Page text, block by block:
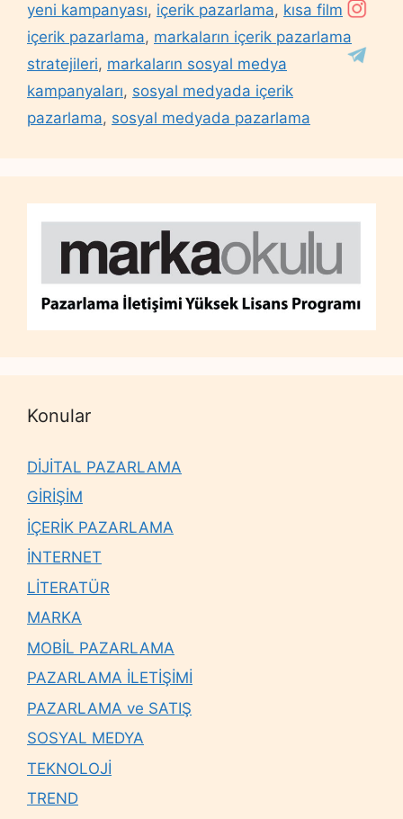
yeni kampanyası, içerik pazarlama, kısa film
içerik pazarlama, markaların içerik pazarlama
stratejileri, markaların sosyal medya
kampanyaları, sosyal medyada içerik
pazarlama, sosyal medyada pazarlama
Konular
DİJİTAL PAZARLAMA
GİRİŞİM
İÇERİK PAZARLAMA
İNTERNET
LİTERATÜR
MARKA
MOBİL PAZARLAMA
PAZARLAMA İLETİŞİMİ
PAZARLAMA ve SATIŞ
SOSYAL MEDYA
TEKNOLOJİ
TREND